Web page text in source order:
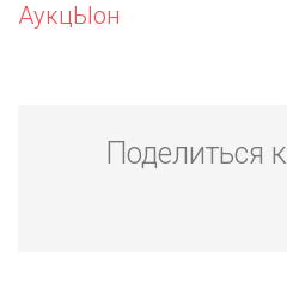
АукцЫон
Поделиться